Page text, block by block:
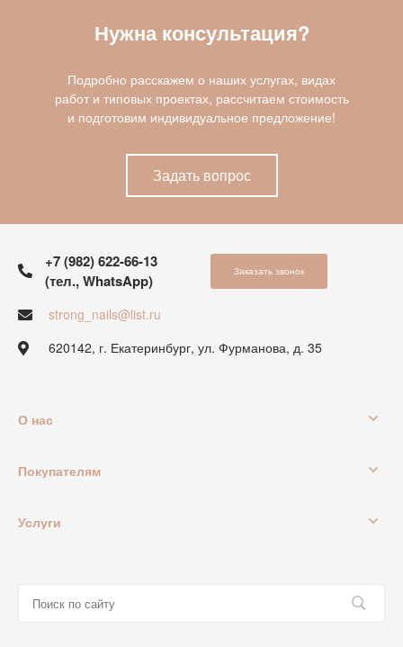
Нужна консультация?
Подробно расскажем о наших услугах, видах
работ и типовых проектах, рассчитаем стоимость
и подготовим индивидуальное предложение!
Задать вопрос
+7 (982) 622-66-13
(тел., WhatsApp)
Заказать звонок
strong_nails@list.ru
620142, г. Екатеринбург, ул. Фурманова, д. 35
О нас
Покупателям
Услуги